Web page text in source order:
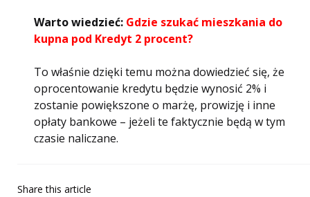
Warto wiedzieć: Gdzie szukać mieszkania do
kupna pod Kredyt 2 procent?
To właśnie dzięki temu można dowiedzieć się, że
oprocentowanie kredytu będzie wynosić 2% i
zostanie powiększone o marżę, prowizję i inne
opłaty bankowe – jeżeli te faktycznie będą w tym
czasie naliczane.
Share this article